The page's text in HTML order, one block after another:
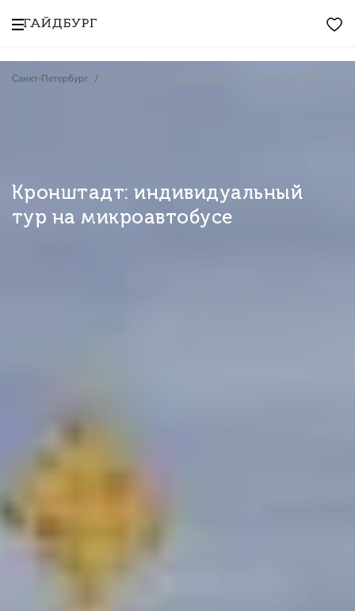
Санкт-Петербург Кронштадт: индивидуальный тур на микроавтобусе
Кронштадт: индивидуальный
тур на микроавтобусе